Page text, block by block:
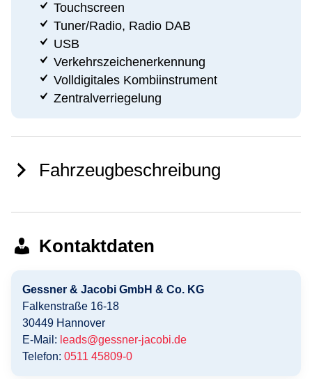
Touchscreen
Tuner/Radio, Radio DAB
USB
Verkehrszeichenerkennung
Volldigitales Kombiinstrument
Zentralverriegelung
Fahrzeugbeschreibung
Kontaktdaten
Gessner & Jacobi GmbH & Co. KG
Falkenstraße 16-18
30449 Hannover
E-Mail: leads@gessner-jacobi.de
Telefon: 0511 45809-0